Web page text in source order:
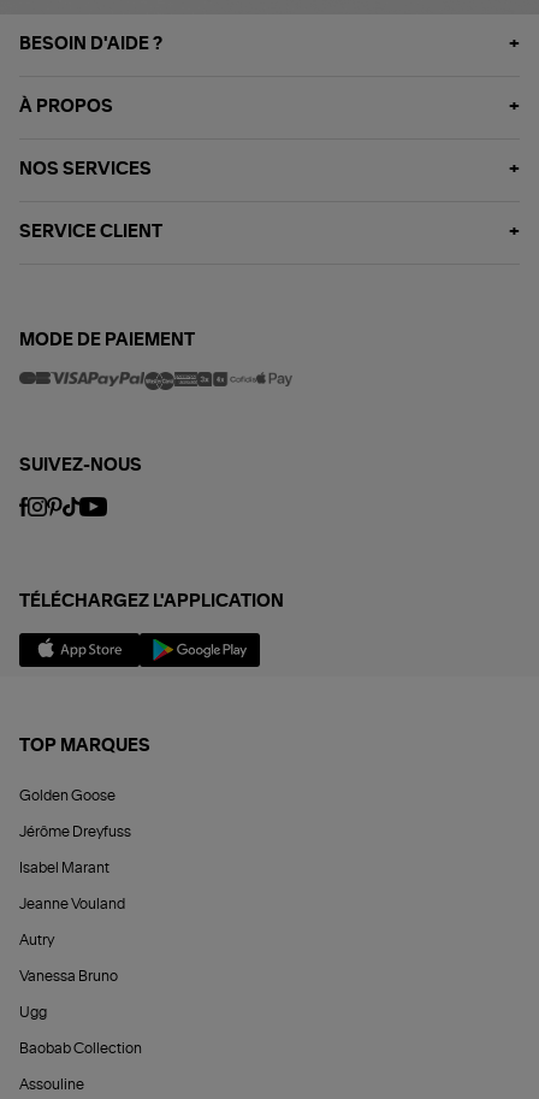
BESOIN D'AIDE ?
À PROPOS
NOS SERVICES
SERVICE CLIENT
MODE DE PAIEMENT
SUIVEZ-NOUS
TÉLÉCHARGEZ L'APPLICATION
TOP MARQUES
Golden Goose
Jérôme Dreyfuss
Isabel Marant
Jeanne Vouland
Autry
Vanessa Bruno
Ugg
Baobab Collection
Assouline